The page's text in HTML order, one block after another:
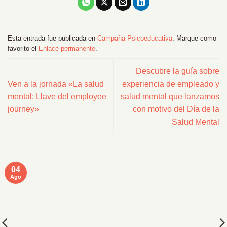
Esta entrada fue publicada en Campaña Psicoeducativa . Marque como
favorito el Enlace permanente
Ven a la jornada «La salud
mental: Llave del employee
journey»
Descubre la guía sobre
experiencia de empleado y
salud mental que lanzamos
con motivo del Día de la
Salud Mental
04
Ago